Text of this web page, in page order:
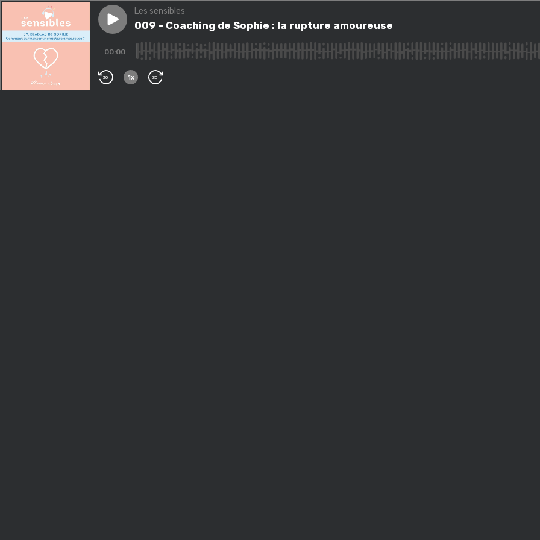
Play episode009 - Coaching de Sophie : la rupture amoureuse
Les sensibles
009 - Coaching de Sophie : la rupture amoureuse
00:00
30 1x 30